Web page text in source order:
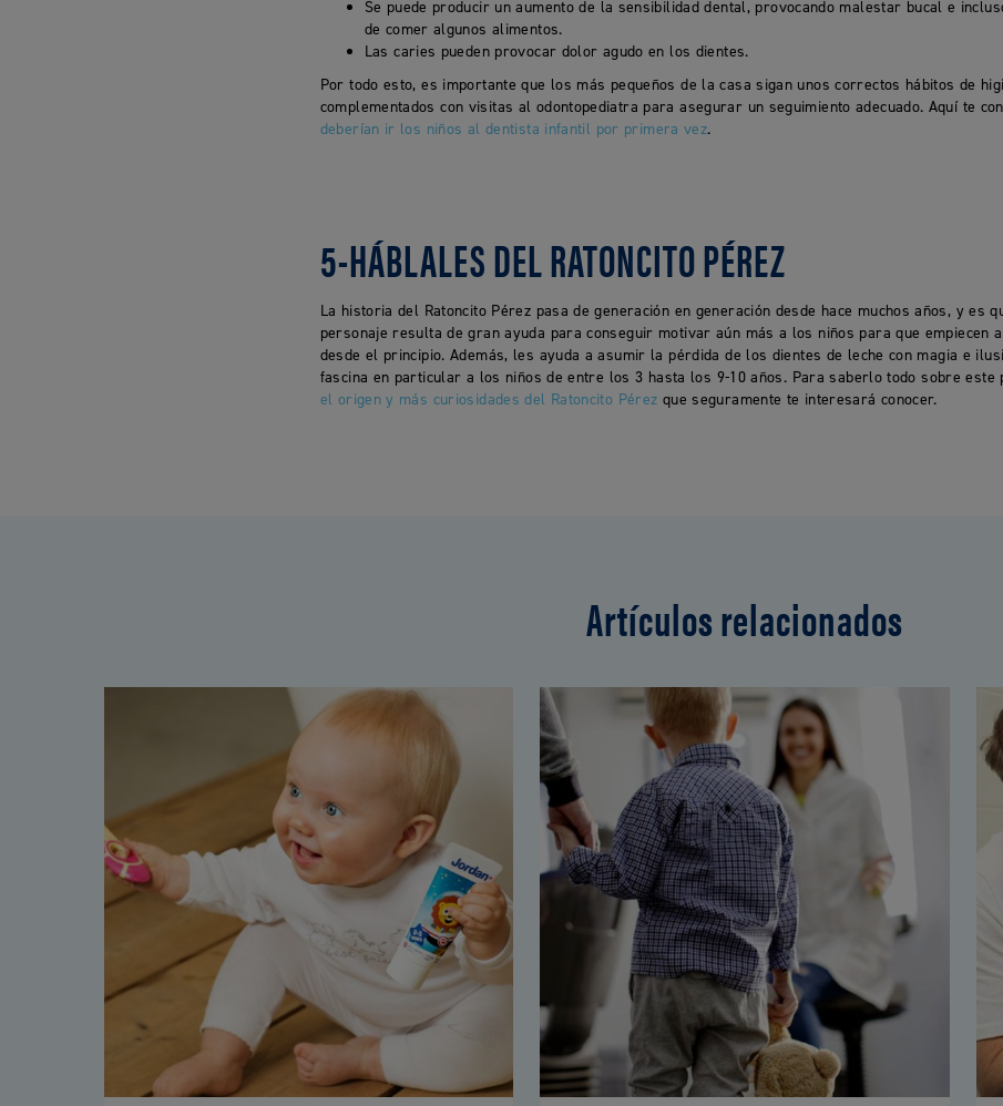
Se puede producir un aumento de la sensibilidad dental, provocando malestar bucal e
de comer algunos alimentos.
Las caries pueden provocar dolor agudo en los dientes.
Por todo esto, es importante que los más pequeños de la casa sigan unos correctos hábitos de
complementados con visitas al odontopediatra para asegurar un seguimiento adecuado. Aquí te
deberían ir los niños al dentista infantil por primera vez.
5-HÁBLALES DEL RATONCITO PÉREZ
La historia del Ratoncito Pérez pasa de generación en generación desde hace muchos años, y es
personaje resulta de gran ayuda para conseguir motivar aún más a los niños para que empiecen
desde el principio. Además, les ayuda a asumir la pérdida de los dientes de leche con magia e
fascina en particular a los niños de entre los 3 hasta los 9-10 años. Para saberlo todo sobre este
el origen y más curiosidades del Ratoncito Pérez que seguramente te interesará conocer.
Artículos relacionados